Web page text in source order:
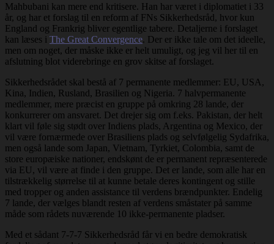
Mahbubani kan mere end kritisere. Han har været i diplomatiet i 33
år, og har et forslag til en reform af FNs Sikkerhedsråd, hvor kun
England og Frankrig bliver egentlige tabere. Detaljerne i forslaget
kan læses i The Great Convergence. Der er ikke tale om det ideelle,
men om noget, der måske ikke er helt umuligt, og jeg vil her til en
afslutning blot viderebringe en grov skitse af forslaget.
Sikkerhedsrådet skal bestå af 7 permanente medlemmer: EU, USA,
Kina, Indien, Rusland, Brasilien og Nigeria. 7 halvpermanente
medlemmer, mere præcist en gruppe på omkring 28 lande, der
konkurrerer om ansvaret. Det drejer sig om f.eks. Pakistan, der helt
klart vil føle sig stødt over Indiens plads, Argentina og Mexico, der
vil være fornærmede over Brasiliens plads og selvfølgelig Sydafrika,
men også lande som Japan, Vietnam, Tyrkiet, Colombia, samt de
store europæiske nationer, endskønt de er permanent repræsenterede
via EU, vil være at finde i den gruppe. Det er lande, som alle har en
tilstrækkelig størrelse til at kunne betale deres kontingent og stille
med tropper og anden assistance til verdens brændpunkter. Endelig
7 lande, der vælges blandt resten af verdens småstater på samme
måde som rådets nuværende 10 ikke-permanente pladser.
Med et sådant 7-7-7 Sikkerhedsråd får vi en bedre demokratisk